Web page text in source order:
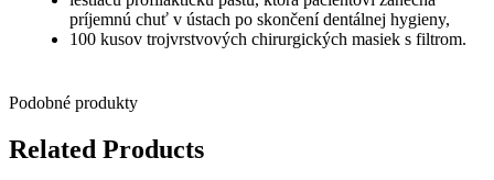
príjemnú chuť v ústach po skončení dentálnej hygieny,
100 kusov trojvrstvových chirurgických masiek s filtrom.
Podobné produkty
Related Products